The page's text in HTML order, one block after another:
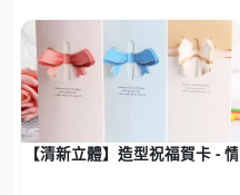
【清新立體】造型祝福賀卡 -